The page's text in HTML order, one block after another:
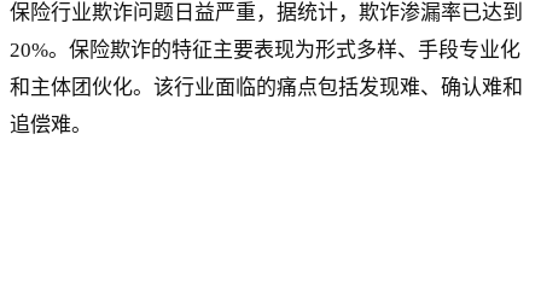
保险行业欺诈问题日益严重，据统计，欺诈渗漏率已达到
20%。保险欺诈的特征主要表现为形式多样、手段专业化
和主体团伙化。该行业面临的痛点包括发现难、确认难和
追偿难。